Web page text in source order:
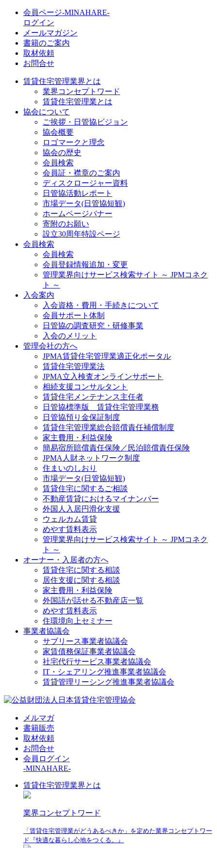
会員ページ-MINAHARE-
ログイン
メールマガジン
書籍のご案内
取材依頼
お問合せ
賃貸住宅管理業界とは
業界コンセプトワード
賃貸住宅管理業とは
協会について
ご挨拶・日管協ビジョン
協会概要
ロゴマークと理念
協会の歴史
会員検索
会員証・襟章のご案内
ディスクロージャー資料
日管協活動レポート
市場データ(日管協短観)
ホームページバナー
寄附のお願い
設立30周年特設ページ
会員検索
会員検索
会員登録情報追加・変更
管理業界向けサービス検索サイト ～ JPMコネク
ト ～
入会案内
入会資格・費用・手続きについて
会員サポート体制
日管協の調査研究・研修事業
入会のメリット
管理会社の方へ
JPMA賃貸住宅管理業適正化ポータル
賃貸住宅管理業法
JPMA立入検査オンラインサポート
相続支援コンサルタント
賃貸住宅メンテナンス主任者
日管協標準版 賃貸住宅管理業務
日管協預り金保証制度
賃貸住宅管理業総合賠償責任補償制度
家主費用・利益保険
簡易宿所賠償責任保険／民泊賠償責任保険
JPMA人財ネットワーク制度
住まいのしおり
市場データ(日管協短観)
賃貸住宅に関するご相談
不動産賃貸におけるマイナンバー
外国人入居円滑化支援
ウェルカム賃貸
めやす賃料表示
管理業界向けサービス検索サイト ～ JPMコネク
ト ～
オーナー・入居者の方へ
賃貸住宅に関する相談
居住支援に関する相談
家主費用・利益保険
外国語が話せる不動産店一覧
めやす賃料表示
住環境向上セミナー
事業者協議会
サブリース事業者協議会
家賃債務保証事業者協議会
社宅代行サービス事業者協議会
IT・シェアリング推進事業者協議会
賃貸管理リーシング推進事業者協議会
メルマガ
書籍販売
取材依頼
お問合せ
会員ログイン
-MINAHARE-
賃貸住宅管理業界とは
業界コンセプトワード
「賃貸住宅管理業がどうあるべきか」を定めた業界コンセプトワー
ド『快適な暮らし心地をつくる。』